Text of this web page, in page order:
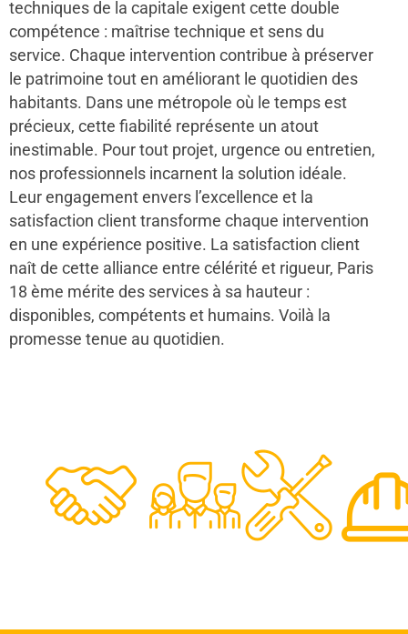
techniques de la capitale exigent cette double
compétence : maîtrise technique et sens du
service. Chaque intervention contribue à préserver
le patrimoine tout en améliorant le quotidien des
habitants. Dans une métropole où le temps est
précieux, cette fiabilité représente un atout
inestimable. Pour tout projet, urgence ou entretien,
nos professionnels incarnent la solution idéale.
Leur engagement envers l’excellence et la
satisfaction client transforme chaque intervention
en une expérience positive. La satisfaction client
naît de cette alliance entre célérité et rigueur, Paris
18 ème mérite des services à sa hauteur :
disponibles, compétents et humains. Voilà la
promesse tenue au quotidien.
48
0
50
Experts